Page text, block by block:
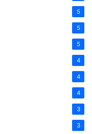
5
5
5
4
4
4
3
3